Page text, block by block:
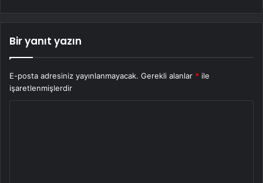
Bir yanıt yazın
E-posta adresiniz yayınlanmayacak. Gerekli alanlar * ile
işaretlenmişlerdir